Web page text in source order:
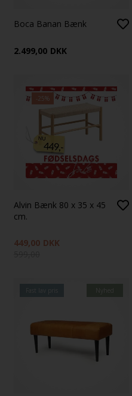
Boca Banan Bænk
2.499,00 DKK
-25%
Alvin Bænk 80 x 35 x 45
cm.
449,00 DKK